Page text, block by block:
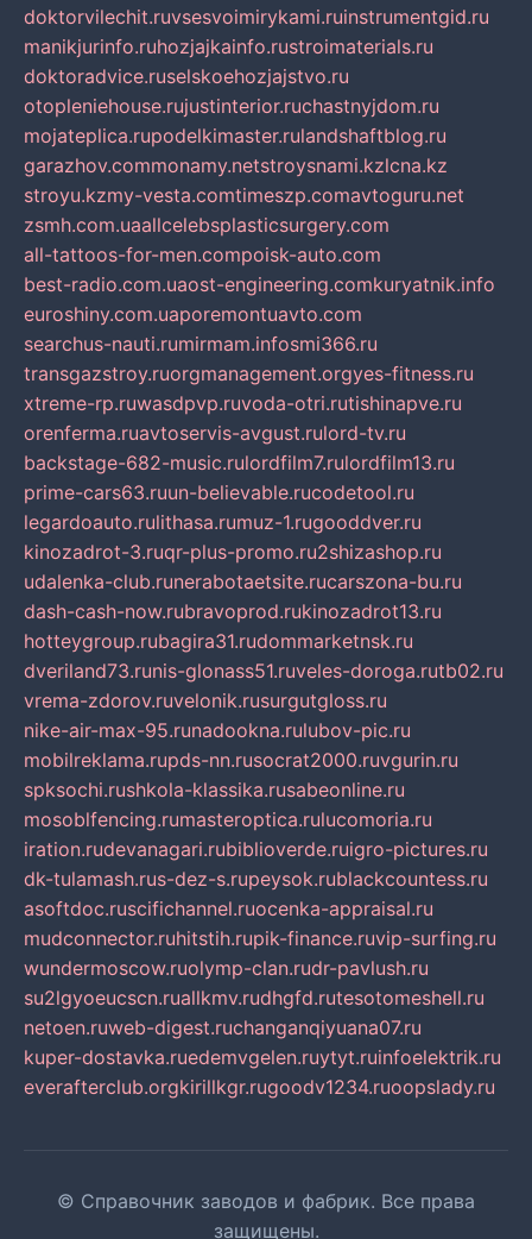
doktorvilechit.ruvsesvoimirykami.ruinstrumentgid.ru
manikjurinfo.ruhozjajkainfo.rustroimaterials.ru
doktoradvice.ruselskoehozjajstvo.ru
otopleniehouse.rujustinterior.ruchastnyjdom.ru
mojateplica.rupodelkimaster.rulandshaftblog.ru
garazhov.commonamy.netstroysnami.kzlcna.kz
stroyu.kzmy-vesta.comtimeszp.comavtoguru.net
zsmh.com.uaallcelebsplasticsurgery.com
all-tattoos-for-men.compoisk-auto.com
best-radio.com.uaost-engineering.comkuryatnik.info
euroshiny.com.uaporemontuavto.com
searchus-nauti.rumirmam.infosmi366.ru
transgazstroy.ruorgmanagement.orgyes-fitness.ru
xtreme-rp.ruwasdpvp.ruvoda-otri.rutishinapve.ru
orenferma.ruavtoservis-avgust.rulord-tv.ru
backstage-682-music.rulordfilm7.rulordfilm13.ru
prime-cars63.ruun-believable.rucodetool.ru
legardoauto.rulithasa.rumuz-1.rugooddver.ru
kinozadrot-3.ruqr-plus-promo.ru2shizashop.ru
udalenka-club.runerabotaetsite.rucarszona-bu.ru
dash-cash-now.rubravoprod.rukinozadrot13.ru
hotteygroup.rubagira31.rudommarketnsk.ru
dveriland73.runis-glonass51.ruveles-doroga.rutb02.ru
vrema-zdorov.ruvelonik.rusurgutgloss.ru
nike-air-max-95.runadookna.rulubov-pic.ru
mobilreklama.rupds-nn.rusocrat2000.ruvgurin.ru
spksochi.rushkola-klassika.rusabeonline.ru
mosoblfencing.rumasteroptica.rulucomoria.ru
iration.rudevanagari.rubiblioverde.ruigro-pictures.ru
dk-tulamash.rus-dez-s.rupeysok.rublackcountess.ru
asoftdoc.ruscifichannel.ruocenka-appraisal.ru
mudconnector.ruhitstih.rupik-finance.ruvip-surfing.ru
wundermoscow.ruolymp-clan.rudr-pavlush.ru
su2lgyoeucscn.ruallkmv.rudhgfd.rutesotomeshell.ru
netoen.ruweb-digest.ruchanganqiyuana07.ru
kuper-dostavka.ruedemvgelen.ruytyt.ruinfoelektrik.ru
everafterclub.orgkirillkgr.rugoodv1234.ruoopslady.ru
© Справочник заводов и фабрик. Все права
защищены.